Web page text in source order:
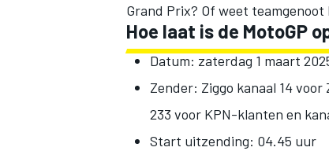
Grand Prix? Of weet teamgenoot
Hoe laat is de MotoGP
Datum: zaterdag 1 maart
Zender: Ziggo kanaal 14
233 voor KPN-klanten en
Start uitzending: 04.45 uur